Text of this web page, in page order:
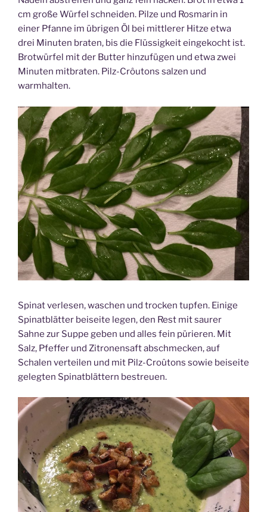
cm große Würfel schneiden. Pilze und Rosmarin in
einer Pfanne im übrigen Öl bei mittlerer Hitze etwa
drei Minuten braten, bis die Flüssigkeit eingekocht ist.
Brotwürfel mit der Butter hinzufügen und etwa zwei
Minuten mitbraten. Pilz-Crôutons salzen und
warmhalten.
Spinat verlesen, waschen und trocken tupfen. Einige
Spinatblätter beiseite legen, den Rest mit saurer
Sahne zur Suppe geben und alles fein pürieren. Mit
Salz, Pfeffer und Zitronensaft abschmecken, auf
Schalen verteilen und mit Pilz-Croûtons sowie beiseite
gelegten Spinatblättern bestreuen.